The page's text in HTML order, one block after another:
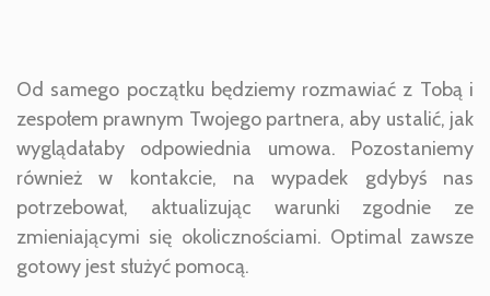
Od samego początku będziemy rozmawiać z Tobą i
zespołem prawnym Twojego partnera, aby ustalić, jak
wyglądałaby odpowiednia umowa. Pozostaniemy
również w kontakcie, na wypadek gdybyś nas
potrzebował, aktualizując warunki zgodnie ze
zmieniającymi się okolicznościami. Optimal zawsze
gotowy jest służyć pomocą.